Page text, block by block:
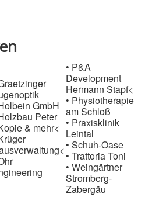
GmbH
Peter
& mehr<
• P&A
Development
Hermann Stapf<
• Physiotherapie
am Schloß
• Praxisklinik
Leintal
• Schuh-Oase
• Trattoria Toni
• Weingärtner
Stromberg-
Zabergäu